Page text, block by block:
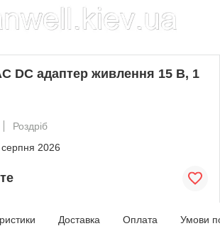
DC адаптер живлення 15 В, 1
Роздріб
2026
Доставка Оплата Умови